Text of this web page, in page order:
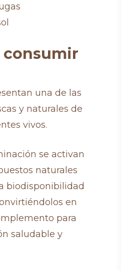
consumir
una de las
y naturales de
vivos.
se activan
naturales
biodisponibilidad
en
para
saludable y